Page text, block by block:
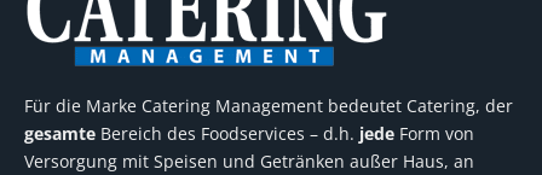
Für die Marke Catering Management bedeutet Catering, der
gesamte Bereich des Foodservices – d.h. jede Form von
Versorgung mit Speisen und Getränken außer Haus, an